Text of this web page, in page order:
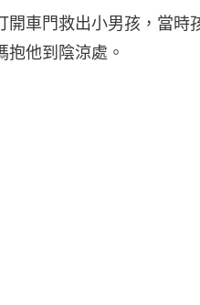
車門救出小男孩，當時
他到陰涼處。